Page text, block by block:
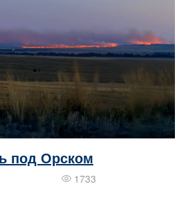
под Орском
1733